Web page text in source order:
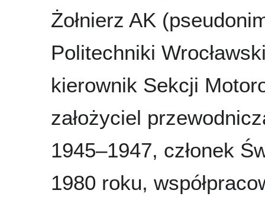
Żołnierz AK
Politechniki
kierownik Sekcji
założyciel
1945–1947, członek
1980 roku,